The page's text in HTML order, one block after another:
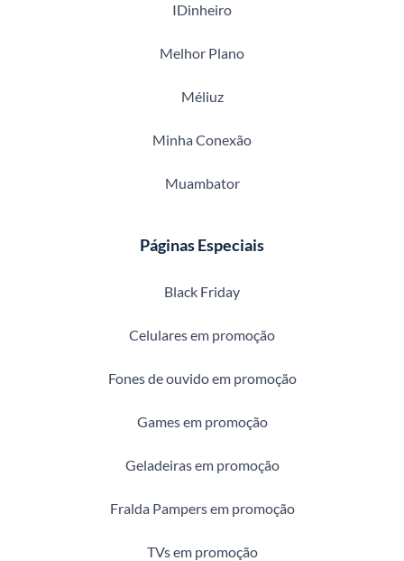
IDinheiro
Melhor Plano
Méliuz
Minha Conexão
Muambator
Páginas Especiais
Black Friday
Celulares em promoção
Fones de ouvido em promoção
Games em promoção
Geladeiras em promoção
Fralda Pampers em promoção
TVs em promoção